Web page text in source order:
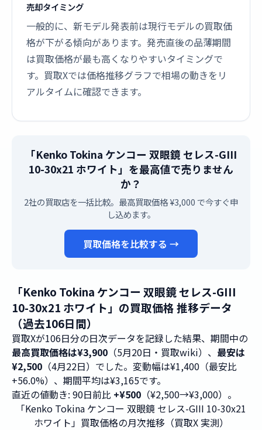
売却タイミング
一般的に、新モデル発表前は現行モデルの買取価
格が下がる傾向があります。発売直後の品薄期間
は買取価格が最も高くなりやすいタイミングで
す。買取Xでは価格推移グラフで相場の動きをリ
アルタイムに確認できます。
「Kenko Tokina ケンコー 双眼鏡 セレス-GIII
10-30x21 ホワイト」を最高値で売りません
か？
2社の買取店を一括比較。最高買取価格 ¥3,000 で今すぐ申
し込めます。
買取価格を比較する →
「Kenko Tokina ケンコー 双眼鏡 セレス-GIII
10-30x21 ホワイト」の買取価格 推移データ
（過去106日間）
買取Xが106日分の日次データを記録した結果、期間中の
最高買取価格は¥3,900 （5月20日・買取wiki）、 最安は
¥2,500 （4月22日）でした。変動幅は¥1,400（最安比
+56.0%）、期間平均は¥3,165です。
直近の値動き: 90日前比 +¥500 （¥2,500→¥3,000）。
「Kenko Tokina ケンコー 双眼鏡 セレス-GIII 10-30x21
ホワイト」買取価格の月次推移（買取X 実測）